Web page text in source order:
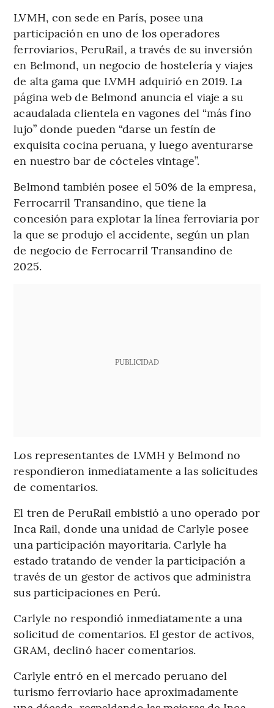
LVMH, con sede en París, posee una
participación en uno de los operadores
ferroviarios, PeruRail, a través de su inversión
en Belmond, un negocio de hostelería y viajes
de alta gama que LVMH adquirió en 2019. La
página web de Belmond anuncia el viaje a su
acaudalada clientela en vagones del “más fino
lujo” donde pueden “darse un festín de
exquisita cocina peruana, y luego aventurarse
en nuestro bar de cócteles vintage”.
Belmond también posee el 50% de la empresa,
Ferrocarril Transandino, que tiene la
concesión para explotar la línea ferroviaria por
la que se produjo el accidente, según un plan
de negocio de Ferrocarril Transandino de
2025.
PUBLICIDAD
Los representantes de LVMH y Belmond no
respondieron inmediatamente a las solicitudes
de comentarios.
El tren de PeruRail embistió a uno operado por
Inca Rail, donde una unidad de Carlyle posee
una participación mayoritaria. Carlyle ha
estado tratando de vender la participación a
través de un gestor de activos que administra
sus participaciones en Perú.
Carlyle no respondió inmediatamente a una
solicitud de comentarios. El gestor de activos,
GRAM, declinó hacer comentarios.
Carlyle entró en el mercado peruano del
turismo ferroviario hace aproximadamente